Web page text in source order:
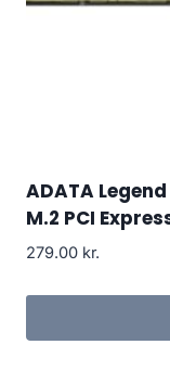
ADATA
M.2 PCI
279.00 kr.